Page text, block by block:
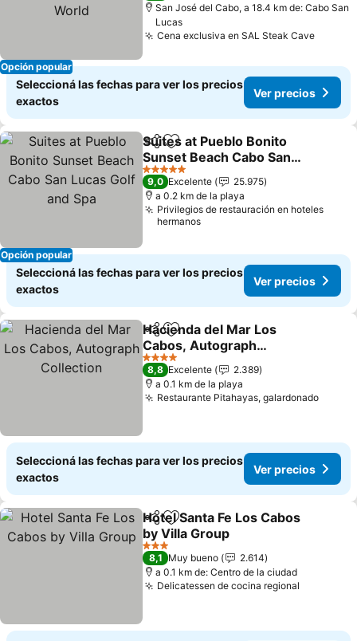
Opción popular
San José del Cabo, a 18.4 km de: Cabo San
Lucas
Cena exclusiva en SAL Steak CaveVer
Seleccioná las fechas para ver los precios
exactos
Ver precios
Opción popular
CompartirAñadir a favoritos
Suites at Pueblo Bonito
Sunset Beach Cabo San
Lucas Golf and Spa
Ver precios
5 Estrellas
9,0 Excelente
25.975
a 0.2 km de la playa
Privilegios de restauración en hoteles
hermanos
Seleccioná las fechas para ver los precios
exactos
Ver precios
CompartirAñadir a favoritos
Hacienda del Mar Los
Cabos, Autograph
Collection
Ver precios
4 Estrellas
8,8 Excelente
2.389
a 0.1 km de la playa
Restaurante Pitahayas, galardonadoVer
Seleccioná las fechas para ver los precios
exactos
Ver precios
CompartirAñadir a favoritos
Hotel Santa Fe Los Cabos
by Villa Group
Ver precios
3 Estrellas
8,1 Muy bueno
2.614
a 0.1 km de: Centro de la ciudad
Delicatessen de cocina regional